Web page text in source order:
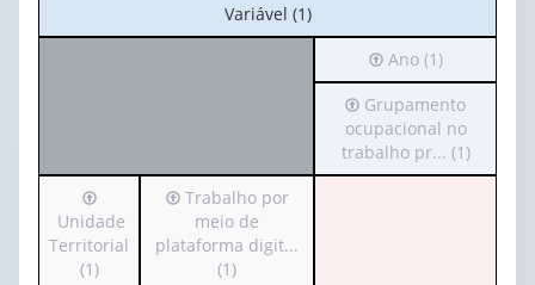
No
cabeçalho:
Variável (1)
Irá
para
o
cabeçalho
(possui
apenas
Ano (1)
Irá
para
o
cabeçalho
Grupamento
ocupacional no
trabalho pr... (1)
Irá
para
o
cabeçalho
Unidade
Territorial
(1)
Irá
para
o
cabeçalho
Trabalho por
meio de
plataforma digit...
(1)